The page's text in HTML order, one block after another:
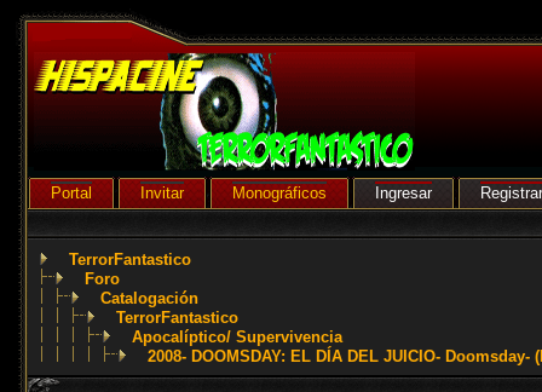
Portal Invitar Monográficos Ingresar
TerrorFantastico
Foro
Catalogación
TerrorFantastico
Apocalíptico/ Supervivencia
2008- DOOMSDAY: EL DÍA DEL JUICIO- Doomsday-